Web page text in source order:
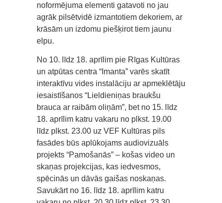
noformējuma elementi gatavoti no jau
agrāk pilsētvidē izmantotiem dekoriem, ar
krāsām un izdomu piešķirot tiem jaunu
elpu.
No 10. līdz 18. aprīlim pie Rīgas Kultūras
un atpūtas centra “Imanta” varēs skatīt
interaktīvu vides instalāciju ar apmeklētāju
iesaistīšanos “Lieldieniņas braukšu
brauca ar raibām oliņām”, bet no 15. līdz
18. aprīlim katru vakaru no plkst. 19.00
līdz plkst. 23.00 uz VEF Kultūras pils
fasādes būs aplūkojams audiovizuāls
projekts “Pamošanās” – košas video un
skaņas projekcijas, kas iedvesmos,
spēcinās un dāvās gaišas noskaņas.
Savukārt no 16. līdz 18. aprīlim katru